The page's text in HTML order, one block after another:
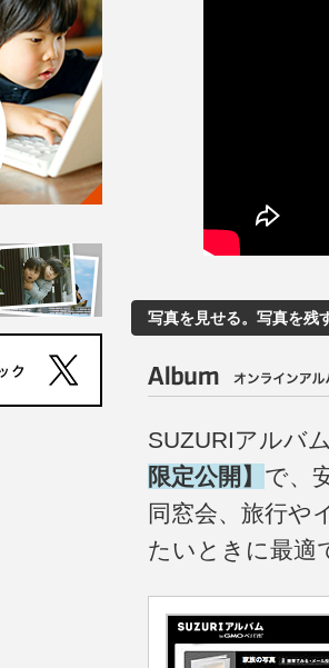
写真を見せる。写真を残
SUZURIアルバ
限定公開】 で、
同窓会、旅行や
たいときに最適